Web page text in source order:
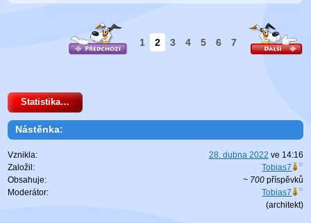
1 2 3 4 5 6 7
Statistika…
Nástěnka:
Vznikla: 28. dubna 2022 ve 14:16
Založil:
Tobias7
Obsahuje:
~ 700příspěvků
Moderátor:
Tobias7
(architekt)